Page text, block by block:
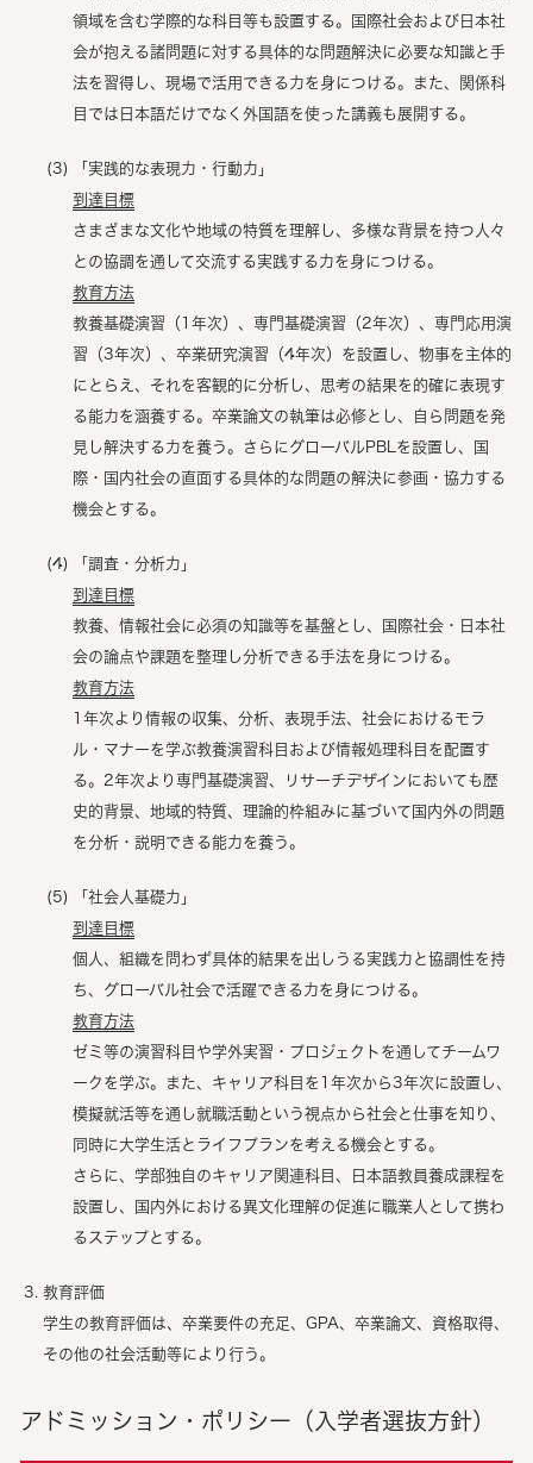
領域を含む学際的な科目等も設置する。国際社会および日本社
会が抱える諸問題に対する具体的な問題解決に必要な知識と手
法を習得し、現場で活用できる力を身につける。また、関係科
目では日本語だけでなく外国語を使った講義も展開する。
「実践的な表現力・行動力」
到達目標
さまざまな文化や地域の特質を理解し、多様な背景を持つ人々
との協調を通して交流する実践する力を身につける。
教育方法
教養基礎演習（1年次）、専門基礎演習（2年次）、専門応用演
習（3年次）、卒業研究演習（4年次）を設置し、物事を主体的
にとらえ、それを客観的に分析し、思考の結果を的確に表現す
る能力を涵養する。卒業論文の執筆は必修とし、自ら問題を発
見し解決する力を養う。さらにグローバルPBLを設置し、国
際・国内社会の直面する具体的な問題の解決に参画・協力する
機会とする。
「調査・分析力」
到達目標
教養、情報社会に必須の知識等を基盤とし、国際社会・日本社
会の論点や課題を整理し分析できる手法を身につける。
教育方法
1年次より情報の収集、分析、表現手法、社会におけるモラ
ル・マナーを学ぶ教養演習科目および情報処理科目を配置す
る。2年次より専門基礎演習、リサーチデザインにおいても歴
史的背景、地域的特質、理論的枠組みに基づいて国内外の問題
を分析・説明できる能力を養う。
「社会人基礎力」
到達目標
個人、組織を問わず具体的結果を出しうる実践力と協調性を持
ち、グローバル社会で活躍できる力を身につける。
教育方法
ゼミ等の演習科目や学外実習・プロジェクトを通してチームワ
ークを学ぶ。また、キャリア科目を1年次から3年次に設置し、
模擬就活等を通し就職活動という視点から社会と仕事を知り、
同時に大学生活とライフプランを考える機会とする。
さらに、学部独自のキャリア関連科目、日本語教員養成課程を
設置し、国内外における異文化理解の促進に職業人として携わ
るステップとする。
教育評価
学生の教育評価は、卒業要件の充足、GPA、卒業論文、資格取得、
その他の社会活動等により行う。
アドミッション・ポリシー（入学者選抜方針）